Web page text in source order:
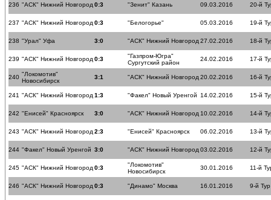
236 "АСК" Нижний Новгород 0:3 "Зенит" Казань 09.03.2016 20-й
237 "АСК" Нижний Новгород 0:3 "Белогорье" 05.03.2016 19-й
238 "Урал" Уфа 3:0 "АСК" Нижний Новгород 27.02.2016 18-й
239 "АСК" Нижний Новгород 0:3
"Газпром-Югра"
Сургутский район
24.02.2016 17-й
240 "Локомотив"
Новосибирск
3:1 "АСК" Нижний Новгород 20.02.2016 16-й
241 "АСК" Нижний Новгород 1:3 "Факел" Новый Уренгой 14.02.2016 15-й
242 "Енисей" Красноярск 3:0 "АСК" Нижний Новгород 10.02.2016 14-й
243 "АСК" Нижний Новгород 2:3 "Енисей" Красноярск 06.02.2016 13-й
244 "Факел" Новый Уренгой 3:0 "АСК" Нижний Новгород 03.02.2016 12-й
245 "АСК" Нижний Новгород 0:3
"Локомотив"
Новосибирск
30.01.2016 11-й
246 "АСК" Нижний Новгород 0:3 "Динамо" Москва 16.01.2016 9-й Тур